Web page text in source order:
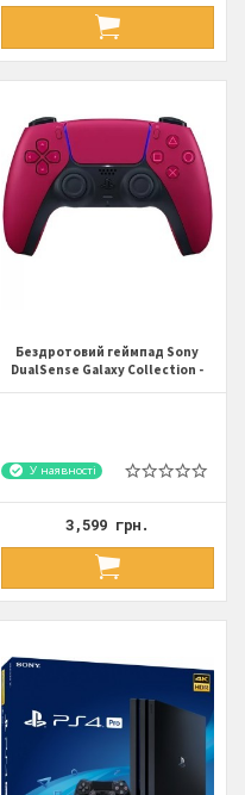
Бездротовий геймпад Sony
DualSense Galaxy Collection -
У наявності
3,599 грн.